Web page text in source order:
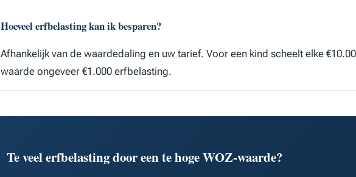
Hoeveel erfbelasting kan ik besparen?
Afhankelijk van de waardedaling en uw tarief. Voor een kind scheelt elke
waarde ongeveer €1.000 erfbelasting.
Te veel erfbelasting door een te hoge WOZ-waarde?